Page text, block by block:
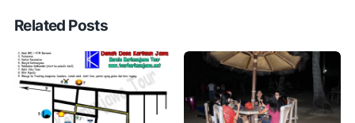
Related Posts